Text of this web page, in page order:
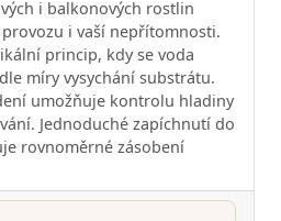
i balkonových rostlin
i vaší nepřítomnosti.
princip, kdy se voda
míry vysychání substrátu.
umožňuje kontrolu hladiny
Jednoduché zapíchnutí do
rovnoměrné zásobení